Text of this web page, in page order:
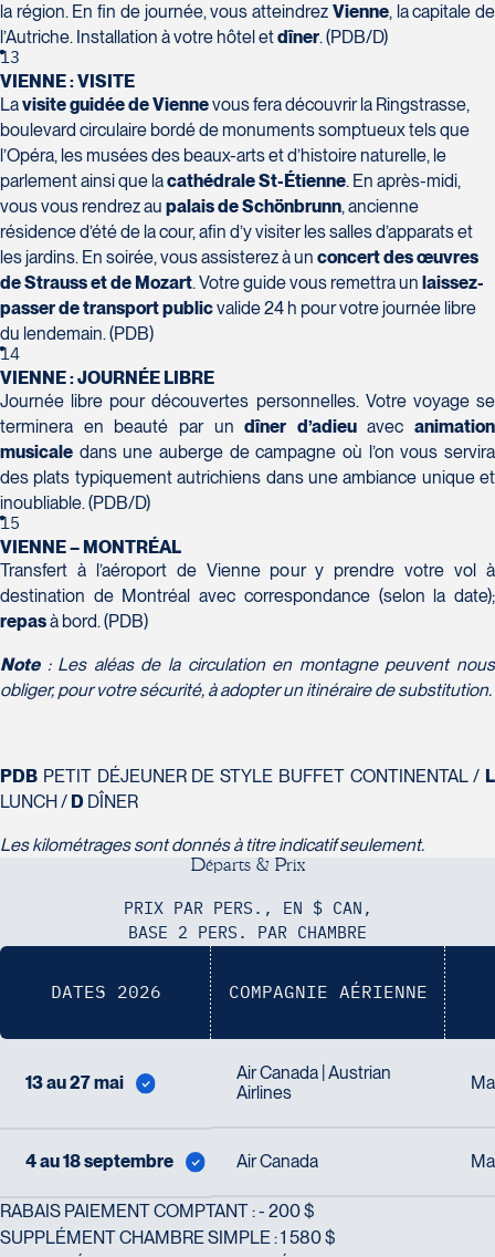
la région. En fin de journée, vous atteindrez Vienne, la capitale de
l’Autriche. Installation à votre hôtel etdîner. (PDB/D)
13
VIENNE : VISITE
Lavisite guidée de Viennevous fera découvrir la Ringstrasse,
boulevard circulaire bordé de monuments somptueux tels que
l’Opéra, les musées des beaux-arts et d’histoire naturelle, le
parlement ainsi que lacathédraleSt-Étienne. En après-midi,
vous vous rendrez au palais de Schönbrunn, ancienne
résidence d’été de la cour, afin d’y visiter les salles d’apparats et
les jardins. En soirée, vous assisterez à un concert des œuvres
de Strauss et de Mozart. Votre guide vous remettra un laissez-
passerde transport publicvalide 24 h pour votre journée libre
du lendemain. (PDB)
14
VIENNE : JOURNÉE LIBRE
Journée libre pour découvertes personnelles. Votre voyage se
terminera en beauté par undîner d’adieuavec animation
musicale dans une auberge de campagne où l’on vous servira
des plats typiquement autrichiens dans une ambiance unique et
inoubliable. (PDB/D)
15
VIENNE – MONTRÉAL
Transfert à l’aéroport de Vienne pour y prendre votre vol à
destination de Montréal avec correspondance (selon la date);
repasà bord. (PDB)
Note: Les aléas de la circulation en montagne peuvent nous
obliger, pour votre sécurité, à adopter un itinéraire de substitution.
PDB PETIT DÉJEUNER DE STYLE BUFFET CONTINENTAL / L
LUNCH / D DÎNER
Les kilométrages sont donnés à titre indicatif seulement.
Départs & Prix
PRIX PAR PERS., EN $ CAN,
BASE 2 PERS. PAR CHAMBRE
DATES 2026 COMPAGNIE AÉRIENNE
13 au 27 mai
Air Canada | Austrian
Airlines
4 au 18 septembre Air Canada
RABAIS PAIEMENT COMPTANT : - 200 $
SUPPLÉMENT CHAMBRE SIMPLE : 1 580 $